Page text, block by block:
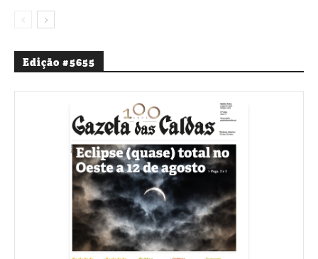
Edição #5655